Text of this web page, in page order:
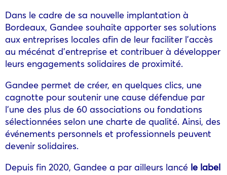
Dans le cadre de sa nouvelle implantation à
Bordeaux, Gandee souhaite apporter ses solutions
aux entreprises locales afin de leur faciliter l’accès
au mécénat d’entreprise et contribuer à développer
leurs engagements solidaires de proximité.
Gandee permet de créer, en quelques clics, une
cagnotte pour soutenir une cause défendue par
l’une des plus de 60 associations ou fondations
sélectionnées selon une charte de qualité. Ainsi, des
événements personnels et professionnels peuvent
devenir solidaires.
Depuis fin 2020, Gandee a par ailleurs lancé le label